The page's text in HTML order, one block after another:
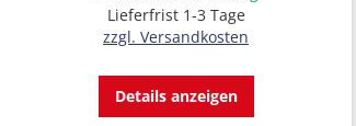
Lieferfrist 1-3 Tage
zzgl. Versandkosten
Details anzeigen